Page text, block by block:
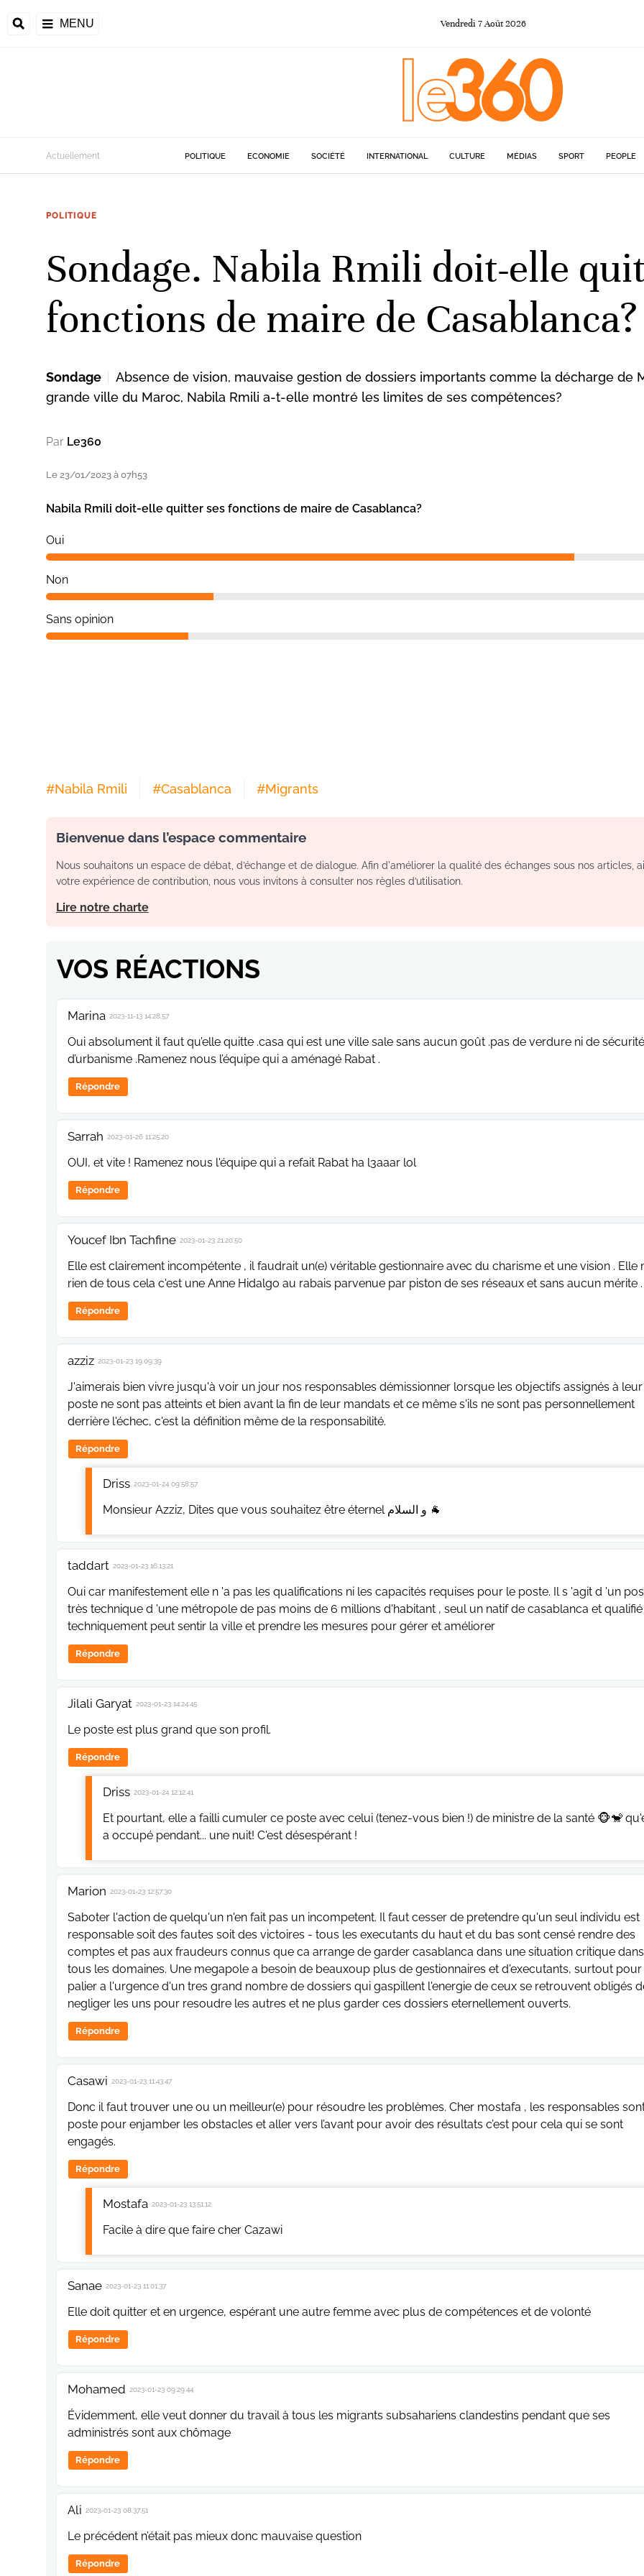
MENU Vendredi 7Août 2026
Actuellement POLITIQUE ECONOMIE SOCIÉTÉ INTERNATIONAL CULTURE MÉDIAS SPORT PEOPLE
POLITIQUE
Sondage. Nabila Rmili doit-elle
fonctions de maire de Casablanca?
Sondage
Absence de vision, mauvaise gestion de dossiers importants comme la décharge de
grande ville du Maroc, Nabila Rmili a-t-elle montré les limites de ses compétences?
Par Le360
Le 23/01/2023 à 07h53
Nabila Rmili doit-elle quitter ses fonctions de maire de Casablanca?
Oui
Non
Sans opinion
#Nabila Rmili #Casablanca #Migrants
Bienvenue dans l’espace commentaire
Nous souhaitons un espace de débat, d’échange et de dialogue. Afin d'améliorer la qualité des échanges sous nos articles,
votre expérience de contribution, nous vous invitons à consulter nos règles d’utilisation.
Lire notre charte
VOS RÉACTIONS
Marina 2023-11-13 14:28:57
Oui absolument il faut qu’elle quitte .casa qui est une ville sale sans aucun goût .pas de verdure ni de
d’urbanisme .Ramenez nous l’équipe qui a aménagé Rabat .
Répondre
Sarrah 2023-01-26 11:25:20
OUI, et vite ! Ramenez nous l'équipe qui a refait Rabat ha l3aaar lol
Répondre
Youcef Ibn Tachfine 2023-01-23 21:20:50
Elle est clairement incompétente , il faudrait un(e) véritable gestionnaire avec du charisme et une vision . Elle
rien de tous cela c'est une Anne Hidalgo au rabais parvenue par piston de ses réseaux et sans aucun mérite .
Répondre
azziz 2023-01-23 19:09:39
J'aimerais bien vivre jusqu'à voir un jour nos responsables démissionner lorsque les objectifs assignés à leur
poste ne sont pas atteints et bien avant la fin de leur mandats et ce même s'ils ne sont pas personnellement
derrière l'échec, c'est la définition même de la responsabilité.
Répondre
Driss 2023-01-24 09:58:57
Monsieur Azziz, Dites que vous souhaitez être éternel و السلام 🐐
taddart 2023-01-23 16:13:21
Oui car manifestement elle n 'a pas les qualifications ni les capacités requises pour le poste. Il s 'agit d 'un
très technique d 'une métropole de pas moins de 6 millions d'habitant , seul un natif de casablanca et qualifié
techniquement peut sentir la ville et prendre les mesures pour gérer et améliorer
Répondre
Jilali Garyat 2023-01-23 14:24:45
Le poste est plus grand que son profil.
Répondre
Driss 2023-01-24 12:12:41
Et pourtant, elle a failli cumuler ce poste avec celui (tenez-vous bien !) de ministre de la santé 🐵🐒
a occupé pendant... une nuit! C'est désespérant !
Marion 2023-01-23 12:57:30
Saboter l'action de quelqu'un n'en fait pas un incompetent. Il faut cesser de pretendre qu'un seul individu est
responsable soit des fautes soit des victoires - tous les executants du haut et du bas sont censé rendre des
comptes et pas aux fraudeurs connus que ca arrange de garder casablanca dans une situation critique dans
tous les domaines. Une megapole a besoin de beauxoup plus de gestionnaires et d'executants, surtout pour
palier a l'urgence d'un tres grand nombre de dossiers qui gaspillent l'energie de ceux se retrouvent obligés
negliger les uns pour resoudre les autres et ne plus garder ces dossiers eternellement ouverts.
Répondre
Casawi 2023-01-23 11:43:47
Donc il faut trouver une ou un meilleur(e) pour résoudre les problèmes. Cher mostafa , les responsables
poste pour enjamber les obstacles et aller vers l’avant pour avoir des résultats c’est pour cela qui se sont
engagés.
Répondre
Mostafa 2023-01-23 13:51:12
Facile à dire que faire cher Cazawi
Sanae 2023-01-23 11:01:37
Elle doit quitter et en urgence, espérant une autre femme avec plus de compétences et de volonté
Répondre
Mohamed 2023-01-23 09:29:44
Évidemment, elle veut donner du travail à tous les migrants subsahariens clandestins pendant que ses
administrés sont aux chômage
Répondre
Ali 2023-01-23 08:37:51
Le précédent n’était pas mieux donc mauvaise question
Répondre